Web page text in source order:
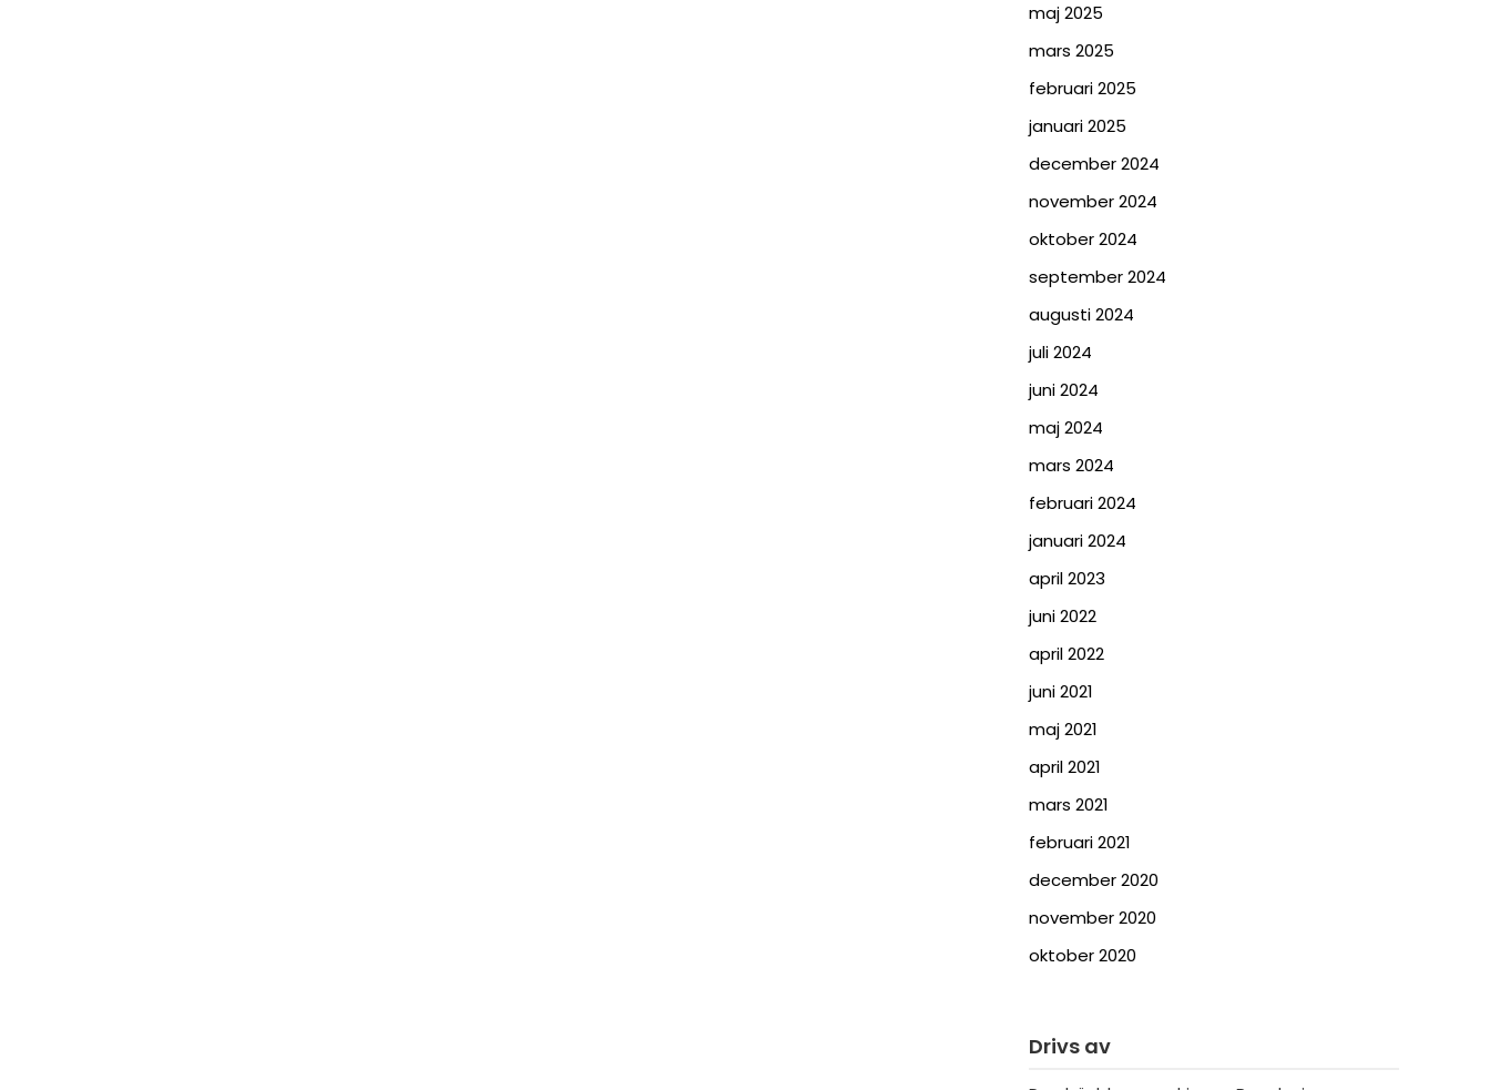
maj 2025
mars 2025
februari 2025
januari 2025
december 2024
november 2024
oktober 2024
september 2024
augusti 2024
juli 2024
juni 2024
maj 2024
mars 2024
februari 2024
januari 2024
april 2023
juni 2022
april 2022
juni 2021
maj 2021
april 2021
mars 2021
februari 2021
december 2020
november 2020
oktober 2020
Drivs av